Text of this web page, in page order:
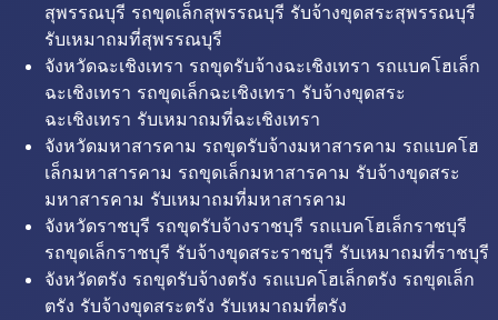
สุพรรณบุรี รถขุดเล็กสุพรรณบุรี รับจ้างขุดสระสุพรรณบุรี
รับเหมาถมที่สุพรรณบุรี
จังหวัดฉะเชิงเทรา รถขุดรับจ้างฉะเชิงเทรา รถแบคโฮเล็ก
ฉะเชิงเทรา รถขุดเล็กฉะเชิงเทรา รับจ้างขุดสระ
ฉะเชิงเทรา รับเหมาถมที่ฉะเชิงเทรา
จังหวัดมหาสารคาม รถขุดรับจ้างมหาสารคาม รถแบคโฮ
เล็กมหาสารคาม รถขุดเล็กมหาสารคาม รับจ้างขุดสระ
มหาสารคาม รับเหมาถมที่มหาสารคาม
จังหวัดราชบุรี รถขุดรับจ้างราชบุรี รถแบคโฮเล็กราชบุรี
รถขุดเล็กราชบุรี รับจ้างขุดสระราชบุรี รับเหมาถมที่ราชบุรี
จังหวัดตรัง รถขุดรับจ้างตรัง รถแบคโฮเล็กตรัง รถขุดเล็ก
ตรัง รับจ้างขุดสระตรัง รับเหมาถมที่ตรัง